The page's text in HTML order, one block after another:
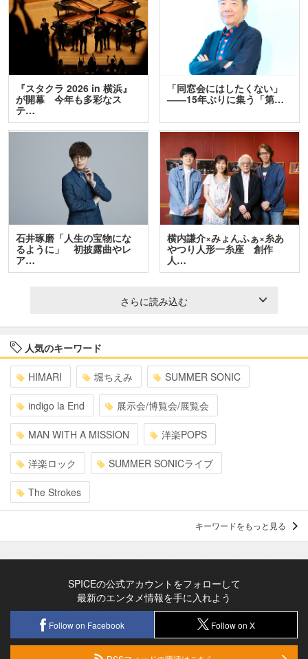
『スタクラ 2026 in 横浜』
が開幕 今年も多彩なス
テ…
「同窓会にはしたくない」
――15年ぶりに集う「第…
石井琢磨「人生の宝物にな
るように」 初披露曲やレ
ア…
横内謙介×みょんふぁ×糸あ
やつり人形一糸座 創作
人…
さらに読み込む
人気のキーワード
HIMARI 堀ちえみ SUMMER SONIC
indigo la End 展示会/博覧会/展覧会
MAN WITH A MISSION 洋楽POPS
洋楽ロック SUMMER SONICライブ
The Strokes
キーワードをもっと見る
SPICEの公式アカウントをフォローして
最新のエンタメ情報を手に入れよう
Follow on Facebook Follow on X